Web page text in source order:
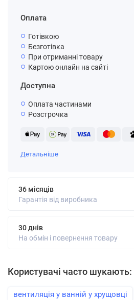
Оплата
Готівкою
Безготівка
При отриманні товару
Картою онлайн на сайті
Доступна
Оплата частинами
Розстрочка
Детальніше
36 місяців
Гарантія від виробника
30 днів
На обмін і повернення товару
Користувачі часто шукають:
вентиляція у ванній у хрущовці